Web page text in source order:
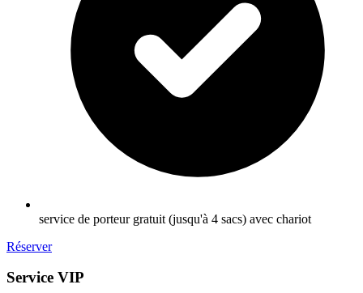
service de porteur gratuit (jusqu'à 4 sacs) avec chariot
Réserver
Service VIP